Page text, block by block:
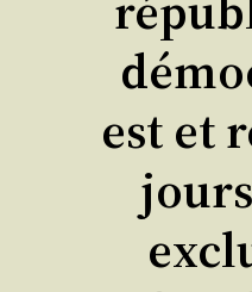
est et